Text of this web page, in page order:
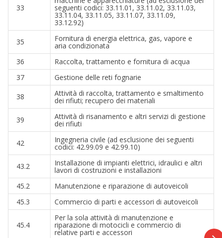
33 seguenti codici: 33.11.01, 33.11.02, 33.11.03,
33.11.04, 33.11.05, 33.11.07, 33.11.09,
33.12.92)
35 Fornitura di energia elettrica, gas, vapore e
aria condizionata
36
Raccolta, trattamento e fornitura di acqua
37
Gestione delle reti fognarie
38 Attività di raccolta, trattamento e smaltimento
dei rifiuti; recupero dei materiali
39 Attività di risanamento e altri servizi di gestione
dei rifiuti
42 Ingegneria civile (ad esclusione dei seguenti
codici: 42.99.09 e 42.99.10)
43.2 Installazione di impianti elettrici, idraulici e altri
lavori di costruzioni e installazioni
45.2
Manutenzione e riparazione di autoveicoli
45.3
Commercio di parti e accessori di autoveicoli
45.4
Per la sola attività di manutenzione e
riparazione di motocicli e commercio di
relative parti e accessori